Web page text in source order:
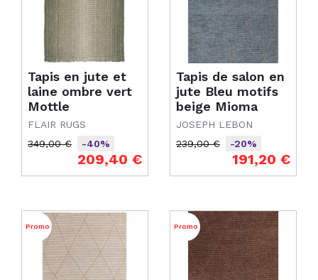
Tapis en jute et
laine ombre vert
Mottle
FLAIR RUGS
Prix de base
349,00 €
-40%
209,40 €
Tapis de salon en
jute Bleu motifs
beige Mioma
JOSEPH LEBON
Prix de base
239,00 €
-20%
191,20 €
Promo Promo